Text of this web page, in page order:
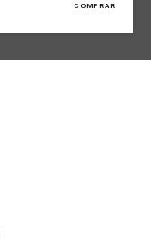
COMPRAR